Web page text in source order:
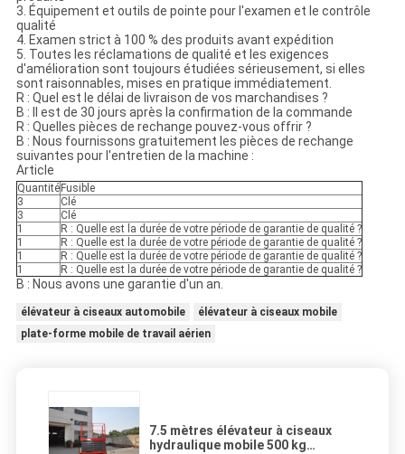
3. Équipement et outils de pointe pour l'examen et le contrôle
qualité
4. Examen strict à 100 % des produits avant expédition
5. Toutes les réclamations de qualité et les exigences
d'amélioration sont toujours étudiées sérieusement, si elles
sont raisonnables, mises en pratique immédiatement.
R : Quel est le délai de livraison de vos marchandises ?
B : Il est de 30 jours après la confirmation de la commande
R : Quelles pièces de rechange pouvez-vous offrir ?
B : Nous fournissons gratuitement les pièces de rechange
suivantes pour l'entretien de la machine :
Article
Quantité Fusible
3
Clé
3
Clé
1
R : Quelle est la durée de votre période de garantie de qualité ?
1
R : Quelle est la durée de votre période de garantie de qualité ?
1
R : Quelle est la durée de votre période de garantie de qualité ?
1
R : Quelle est la durée de votre période de garantie de qualité ?
B : Nous avons une garantie d'un an.
élévateur à ciseaux automobile
élévateur à ciseaux mobile
plate-forme mobile de travail aérien
7.5 mètres élévateur à ciseaux
hydraulique mobile 500 kg